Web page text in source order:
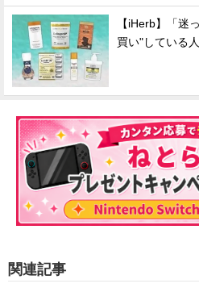
【iHerb】「迷
買い"している
関連記事